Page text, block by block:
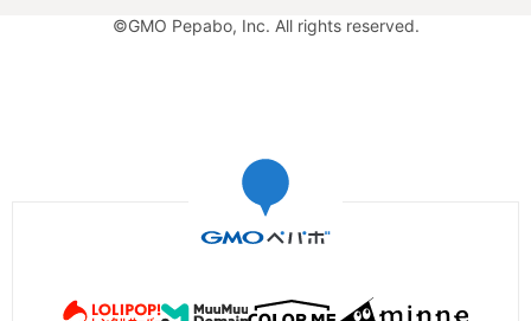
©GMO Pepabo, Inc. All rights reserved.